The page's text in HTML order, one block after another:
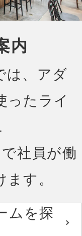
内
は、アダ
ったライ
社員が働
す。
ムを探